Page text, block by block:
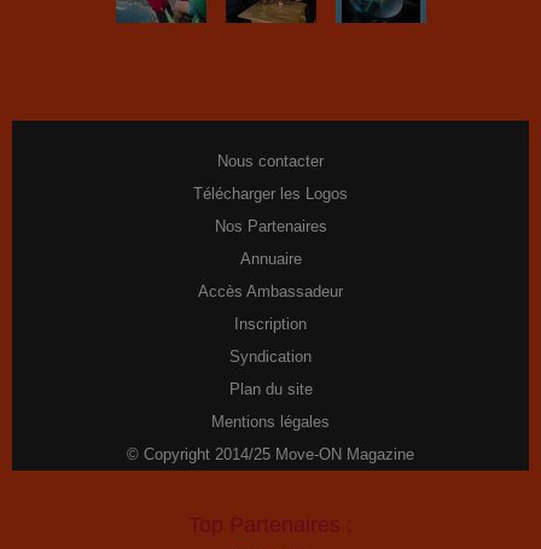
Nous contacter
Télécharger les Logos
Nos Partenaires
Annuaire
Accès Ambassadeur
Inscription
Syndication
Plan du site
Mentions légales
© Copyright 2014/25 Move-ON Magazine